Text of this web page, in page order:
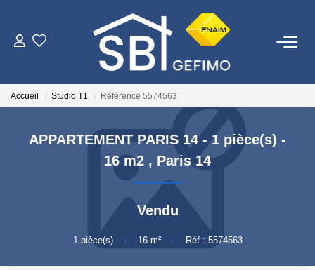
ACHETER
LOUER
ESTIMER
FAIRE GÉRER
NOTRE AGENCE
Accueil Studio T1 Référence 5574563
APPARTEMENT PARIS 14 - 1 pièce(s) -
16 m2 , Paris 14
Vendu
1 pièce(s) • 16m² • Réf : 5574563